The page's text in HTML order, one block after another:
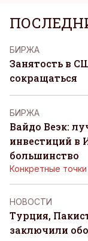
БИРЖА
Занятость в
сокращаться
БИРЖА
Вайдо Веэк:
инвестиций в
большинство
Конкретные
НОВОСТИ
Турция,
заключили